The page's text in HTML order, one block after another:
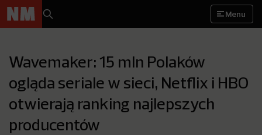
Menu
Wavemaker: 15 mln Polaków
ogląda seriale w sieci, Netflix i HBO
otwierają ranking najlepszych
producentów